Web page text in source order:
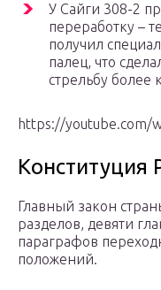
У Сайги 308-2
переработку –
получил
палец, что
стрельбу
https://youtube.com/
Конституция
Главный закон
разделов, девяти
параграфов
положений.